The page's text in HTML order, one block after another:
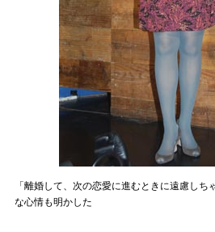
「離婚して、次の恋愛に進むときに遠慮し
な心情も明かした